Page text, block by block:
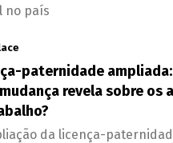
no país
paternidade
revela sobre os
da licença-